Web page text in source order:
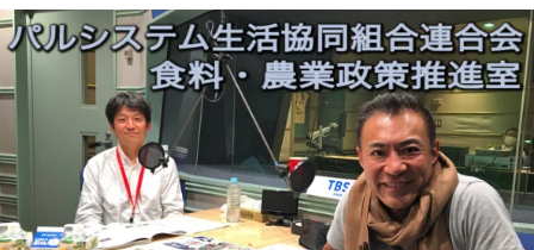
イベント・グッズ
YouTube
会社情報